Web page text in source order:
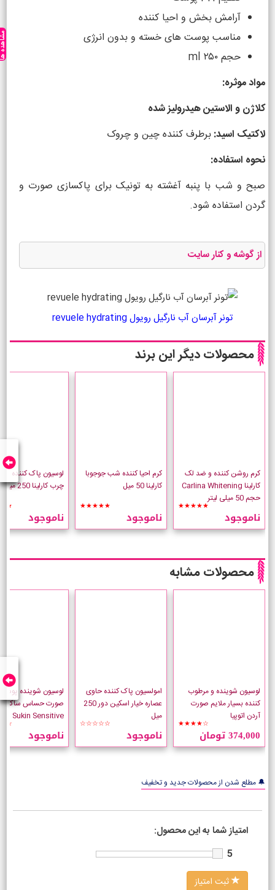
آرامش بخش و احیا کننده
مناسب پوست های خسته و بدون انرژی
حجم ۲۵۰ ml
مواد موثره:
کلاژن و الاستین هیدرولیز شده
لاکتیک اسید:برطرف کننده چین و چروک
نحوه استفاده:
صبح و شب با پنبه آغشته به تونیک برای پاکسازی صورت و
گردن استفاده شود.
از گوشه و کنار سایت
تونر آبرسان آب نارگیل رویول revuele hydrating
محصولات دیگر این برند
کرم روشن کننده و ضد لک
کارلینا Carlina Whitening
حجم 50 میلی لیتر
★★★★★
ناموجود
کرم احیا کننده شب جوجوبا
کارلینا 50 میل
★★★★★
ناموجود
لوسیون پاک کننده
چرب کارلینا 250 میل
ناموجود
محصولات مشابه
لوسیون شوینده و مرطوب
کننده بسیار ملایم صورت
آردن اتوپیا
★★★★☆
374,000 تومان
امولسیون پاک کننده حاوی
عصاره خیار اسکین دور 250
میل
☆☆☆☆☆
ناموجود
لوسیون شوینده
صورت حساس ساکین
Sukin Sensitive
لیتر
ناموجود
🔔 مطلع شدن از محصولات جدید و تخفیف
امتیاز شما به این محصول:
5
ثبت امتیاز